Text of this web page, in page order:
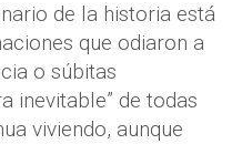
de la historia está
que odiaron a
o súbitas
inevitable” de todas
viviendo, aunque